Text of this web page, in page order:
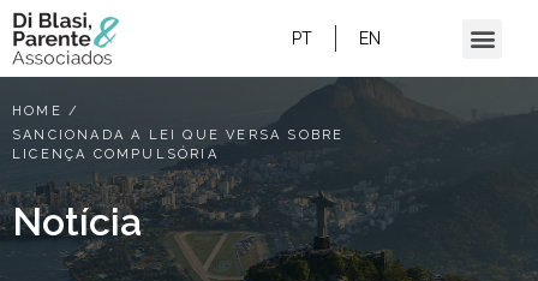
PT EN
HOME /
SANCIONADA A LEI QUE VERSA SOBRE
LICENÇA COMPULSÓRIA
Notícia